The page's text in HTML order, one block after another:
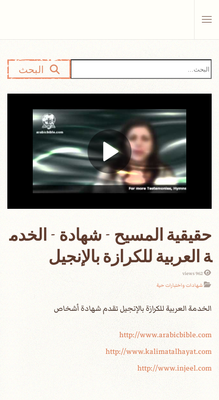
البحث
حقيقية المسيح - شهادة - الخدم
ة العربية للكرازة بالإنجيل
962 views
شهادات واختبارات حية
الخدمة العربية للكرازة بالإنجيل تقدم شهادة أشخاص
http://www.arabicbible.com
http://www.kalimatalhayat.com
http://www.injeel.com